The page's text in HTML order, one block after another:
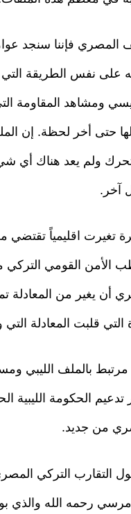
المصري فإننا سنجد
على نفس الطريقة
ومشاهد المقاومة
حتى أخر لحظة. إن
ولم يعد هناك أي شيء
آخر.
تغيرت اقليمياً تقتضي
الأمن القومي
أن يغير من المعادلة
التي قلبت المعادلة
بالملف الليبي
الحكومة الليبية
من جديد.
التقارب التركي
رحمه الله والذي